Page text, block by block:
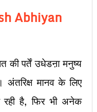
Abhiyan
की पर्तें उधेडऩा मनुष्य
अंतरिक्ष मानव के लिए
है, फिर भी अनेक